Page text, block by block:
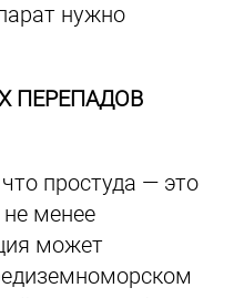
нужно
ПЕРЕПАДОВ
простуда — это
не менее
может